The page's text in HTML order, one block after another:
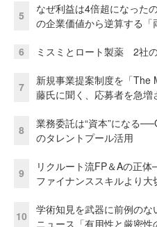
5
なぜ利益は4倍超になった
の企業価値から逆算する「
6 ミスミとロート製薬 2社
7
新規事業提案制度を「The
藤氏に聞く、応募者を急増
8
業務委託は“資本”になる
のタレントプール活用
9
リクルート流FP＆Aの正体
ファイナンススキルより大
10
学術知見を武器に前例の
ニュース「有用性と厳密性